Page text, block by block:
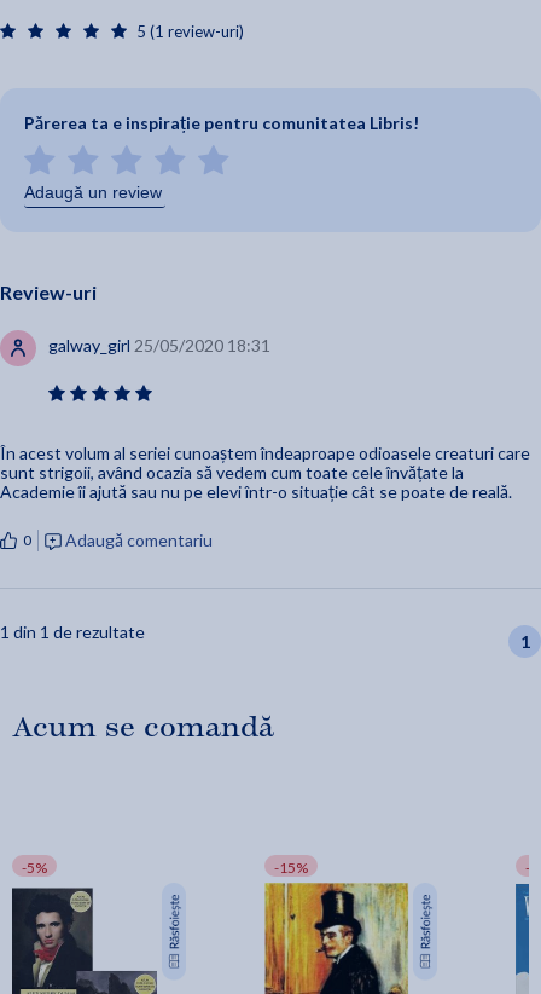
pe care puteam pune mana.
Cand in cele din urma am intrat in masina pentru a am intoarce
5 (1 review-uri)
Părerea ta e inspirație pentru comunitatea Libris!
Adaugă un review
Review-uri
galway_girl 25/05/2020 18:31
În acest volum al seriei cunoaștem îndeaproape odioasele creaturi care
sunt strigoii, având ocazia să vedem cum toate cele învățate la
Academie îi ajută sau nu pe elevi într-o situație cât se poate de reală.
0 Adaugă comentariu
1 din 1 de rezultate 1
Acum se comandă
-5% -15% -